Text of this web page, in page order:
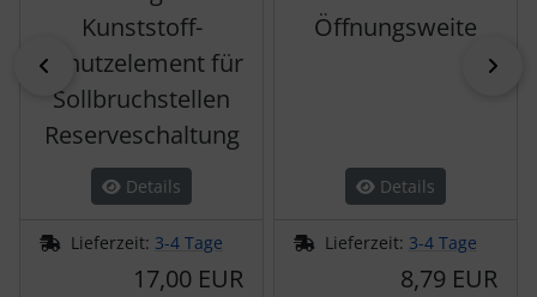
zurück
Kunststoff-
Schutzelement für
Sollbruchstellen
Reserveschaltung
Details
Lieferzeit: 3-4 Tage
17,00 EUR
Öffnungsweite
Details
Lieferzeit: 3-4 Tage
8,79 EUR